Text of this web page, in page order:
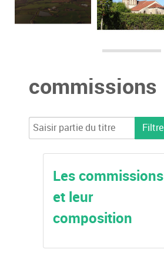
commissions
Saisir partie du titre Filtre
Les commissions
et leur
composition